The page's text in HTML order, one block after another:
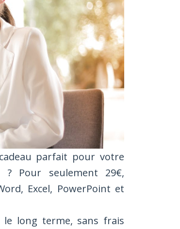
parfait pour votre
Pour seulement 29€,
Excel, PowerPoint et
le long terme, sans frais